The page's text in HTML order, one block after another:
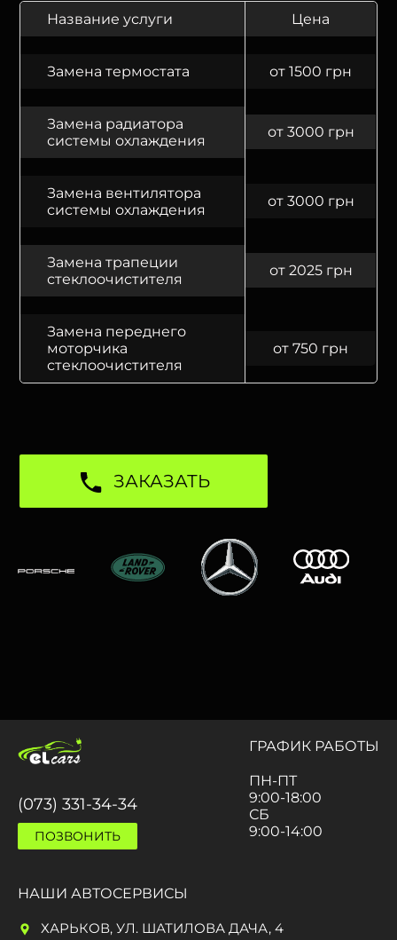
Название услуги Цена
Замена термостата от 1500 грн
Замена радиатора
системы охлаждения
от 3000 грн
Замена вентилятора
системы охлаждения
от 3000 грн
Замена трапеции
стеклоочистителя
от 2025 грн
Замена переднего
моторчика
стеклоочистителя
от 750 грн
ЗАКАЗАТЬ
(073) 331-34-34
ПОЗВОНИТЬ
ГРАФИК РАБОТЫ
ПН-ПТ
9:00-18:00
СБ
9:00-14:00
НАШИ АВТОСЕРВИСЫ
ХАРЬКОВ, УЛ. ШАТИЛОВА ДАЧА, 4